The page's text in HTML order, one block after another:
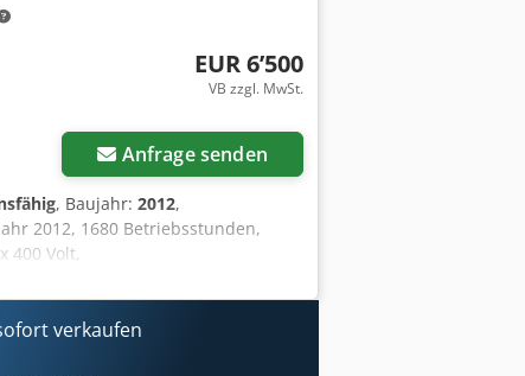
EUR 6’500
VB zzgl. MwSt.
Anfrage senden
, Baujahr: 2012,
2012, 1680 Betriebsstunden,
400 Volt,
verkaufen